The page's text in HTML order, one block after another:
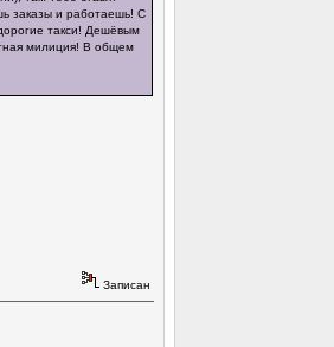
заказы и работаешь! С
такси! Дешёвым
милиция! В общем
Записан